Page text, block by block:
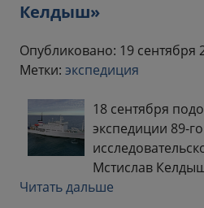
Келдыш»
Опубликовано: 19 сентября
Метки: экспедиция
18 сентября
экспедиции 89-
Мстислав
Читать дальше